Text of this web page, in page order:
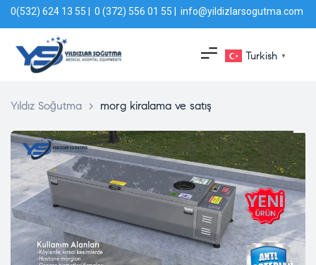
0(532) 624 13 55 | 0 (372) 556 01 55 | info@yildizlarsogutma.com
Turkish ▼
Yıldız Soğutma > morg kiralama ve satış